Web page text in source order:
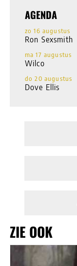
AGENDA
zo 16 augustus
Ron Sexsmith
ma 17 augustus
Wilco
do 20 augustus
Dove Ellis
ZIE OOK